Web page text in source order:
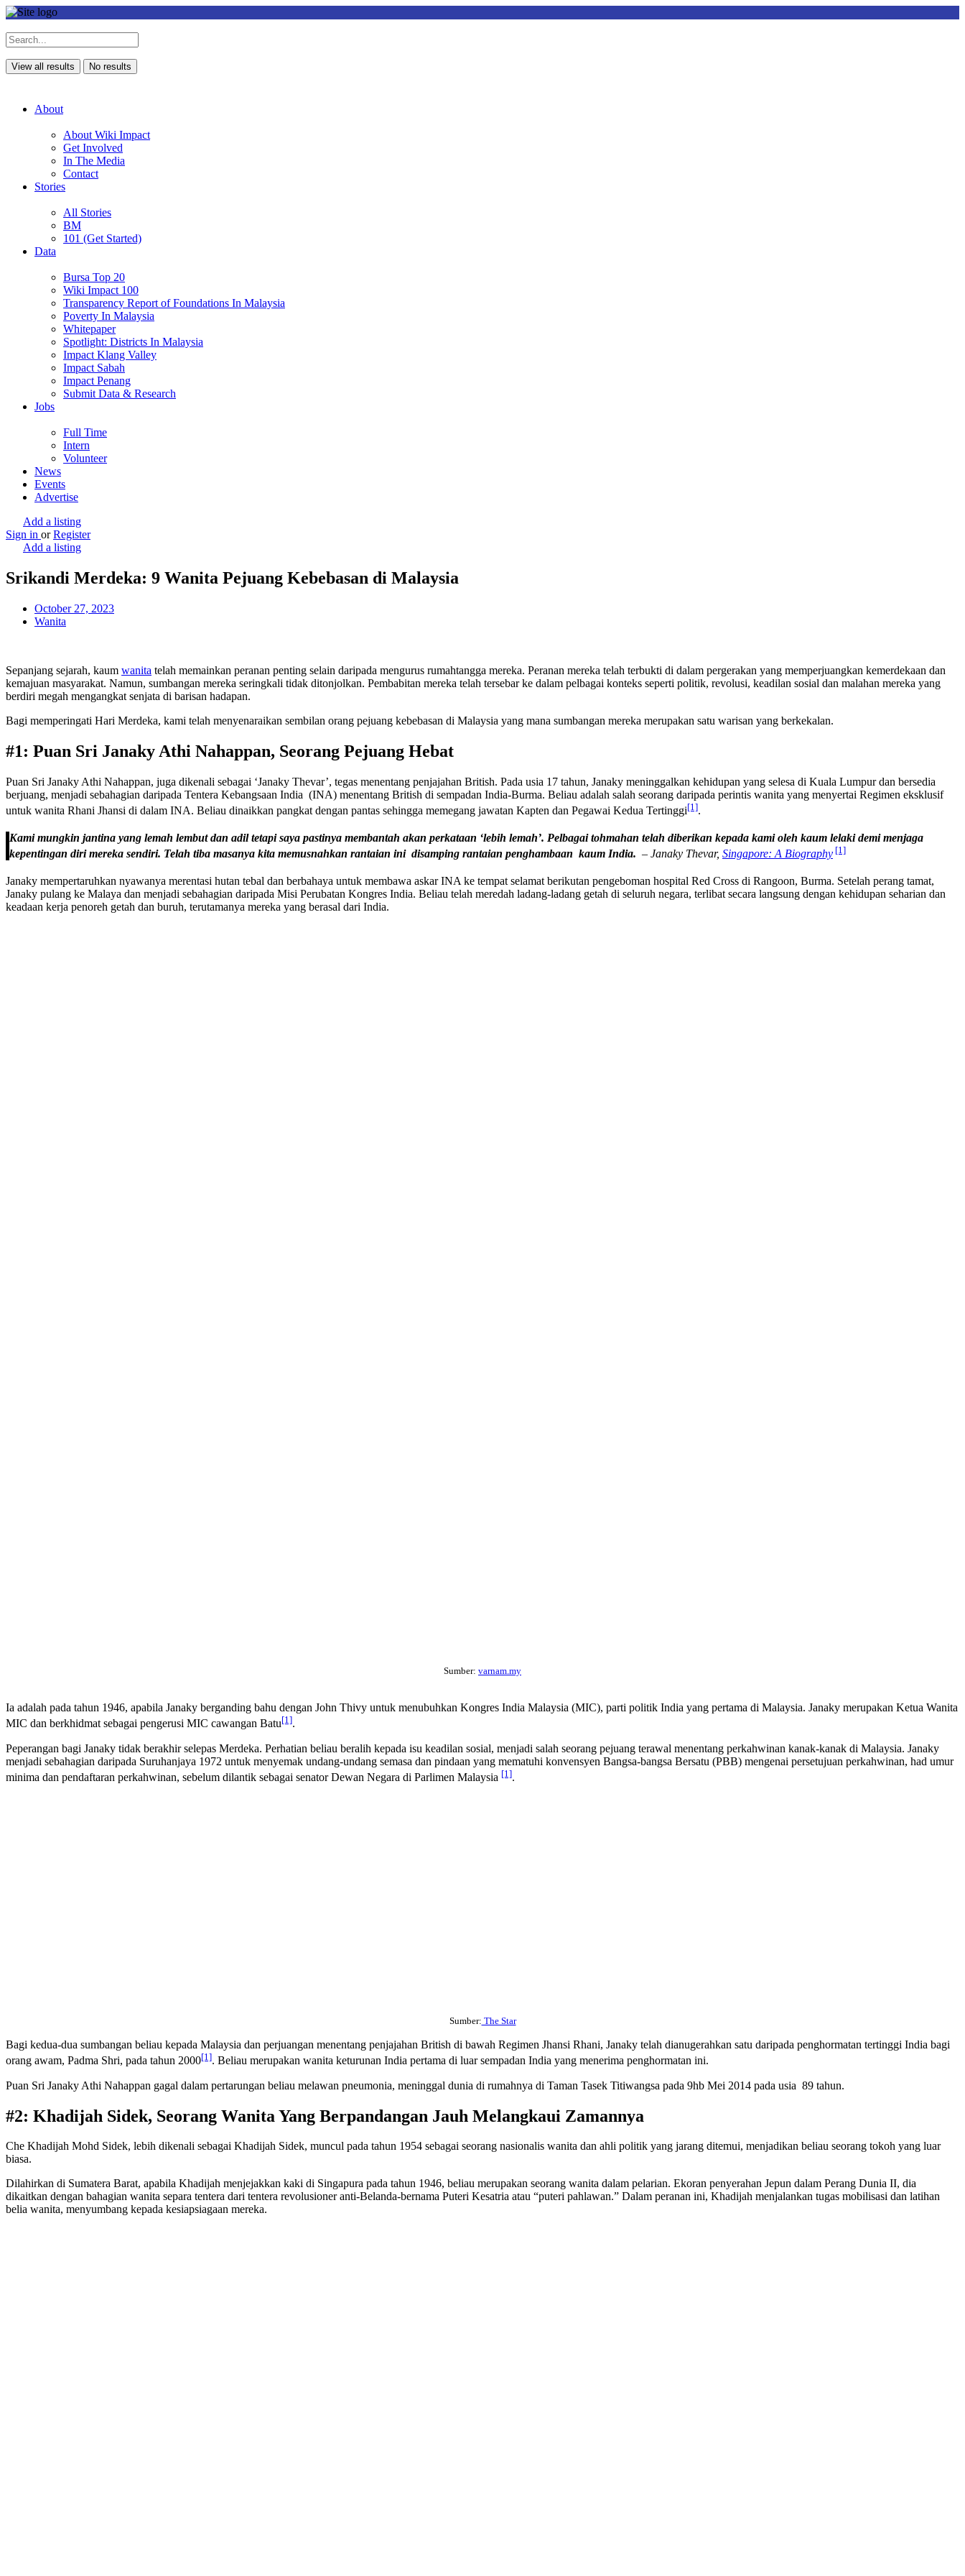
View all results No results
About
About Wiki Impact
Get Involved
In The Media
Contact
Stories
All Stories
BM
101 (Get Started)
Data
Bursa Top 20
Wiki Impact 100
Transparency Report of Foundations In Malaysia
Poverty In Malaysia
Whitepaper
Spotlight: Districts In Malaysia
Impact Klang Valley
Impact Sabah
Impact Penang
Submit Data & Research
Jobs
Full Time
Intern
Volunteer
News
Events
Advertise
Add a listing
Sign in or Register
Add a listing
Srikandi Merdeka: 9 Wanita Pejuang Kebebasan di Malaysia
October 27, 2023
Wanita
Sepanjang sejarah, kaum wanita telah memainkan peranan penting selain daripada mengurus rumahtangga mereka. Peranan mereka telah terbukti di dalam pergerakan yang memperjuangkan kemerdekaan dan
kemajuan masyarakat. Namun, sumbangan mereka seringkali tidak ditonjolkan. Pembabitan mereka telah tersebar ke dalam pelbagai konteks seperti politik, revolusi, keadilan sosial dan malahan mereka yang
berdiri megah mengangkat senjata di barisan hadapan.
Bagi memperingati Hari Merdeka, kami telah menyenaraikan sembilan orang pejuang kebebasan di Malaysia yang mana sumbangan mereka merupakan satu warisan yang berkekalan.
#1: Puan Sri Janaky Athi Nahappan, Seorang Pejuang Hebat
Puan Sri Janaky Athi Nahappan, juga dikenali sebagai ‘Janaky Thevar’, tegas menentang penjajahan British. Pada usia 17 tahun, Janaky meninggalkan kehidupan yang selesa di Kuala Lumpur dan bersedia
berjuang, menjadi sebahagian daripada Tentera Kebangsaan India (INA) menentang British di sempadan India-Burma. Beliau adalah salah seorang daripada perintis wanita yang menyertai Regimen eksklusif
untuk wanita Rhani Jhansi di dalam INA. Beliau dinaikkan pangkat dengan pantas sehingga memegang jawatan Kapten dan Pegawai Kedua Tertinggi[1].
Kami mungkin jantina yang lemah lembut dan adil tetapi saya pastinya membantah akan perkataan ‘lebih lemah’. Pelbagai tohmahan telah diberikan kepada kami oleh kaum lelaki demi menjaga
kepentingan diri mereka sendiri. Telah tiba masanya kita memusnahkan rantaian ini disamping rantaian penghambaan kaum India. – Janaky Thevar, Singapore: A Biography [1]
Janaky mempertaruhkan nyawanya merentasi hutan tebal dan berbahaya untuk membawa askar INA ke tempat selamat berikutan pengeboman hospital Red Cross di Rangoon, Burma. Setelah perang tamat,
Janaky pulang ke Malaya dan menjadi sebahagian daripada Misi Perubatan Kongres India. Beliau telah meredah ladang-ladang getah di seluruh negara, terlibat secara langsung dengan kehidupan seharian dan
keadaan kerja penoreh getah dan buruh, terutamanya mereka yang berasal dari India.
Sumber: varnam.my
Ia adalah pada tahun 1946, apabila Janaky berganding bahu dengan John Thivy untuk menubuhkan Kongres India Malaysia (MIC), parti politik India yang pertama di Malaysia. Janaky merupakan Ketua Wanita
MIC dan berkhidmat sebagai pengerusi MIC cawangan Batu[1].
Peperangan bagi Janaky tidak berakhir selepas Merdeka. Perhatian beliau beralih kepada isu keadilan sosial, menjadi salah seorang pejuang terawal menentang perkahwinan kanak-kanak di Malaysia. Janaky
menjadi sebahagian daripada Suruhanjaya 1972 untuk menyemak undang-undang semasa dan pindaan yang mematuhi konvensyen Bangsa-bangsa Bersatu (PBB) mengenai persetujuan perkahwinan, had umur
minima dan pendaftaran perkahwinan, sebelum dilantik sebagai senator Dewan Negara di Parlimen Malaysia [1].
Sumber: The Star
Bagi kedua-dua sumbangan beliau kepada Malaysia dan perjuangan menentang penjajahan British di bawah Regimen Jhansi Rhani, Janaky telah dianugerahkan satu daripada penghormatan tertinggi India bagi
orang awam, Padma Shri, pada tahun 2000[1]. Beliau merupakan wanita keturunan India pertama di luar sempadan India yang menerima penghormatan ini.
Puan Sri Janaky Athi Nahappan gagal dalam pertarungan beliau melawan pneumonia, meninggal dunia di rumahnya di Taman Tasek Titiwangsa pada 9hb Mei 2014 pada usia 89 tahun.
#2: Khadijah Sidek, Seorang Wanita Yang Berpandangan Jauh Melangkaui Zamannya
Che Khadijah Mohd Sidek, lebih dikenali sebagai Khadijah Sidek, muncul pada tahun 1954 sebagai seorang nasionalis wanita dan ahli politik yang jarang ditemui, menjadikan beliau seorang tokoh yang luar
biasa.
Dilahirkan di Sumatera Barat, apabila Khadijah menjejakkan kaki di Singapura pada tahun 1946, beliau merupakan seorang wanita dalam pelarian. Ekoran penyerahan Jepun dalam Perang Dunia II, dia
dikaitkan dengan bahagian wanita separa tentera dari tentera revolusioner anti-Belanda-bernama Puteri Kesatria atau “puteri pahlawan.” Dalam peranan ini, Khadijah menjalankan tugas mobilisasi dan latihan
belia wanita, menyumbang kepada kesiapsiagaan mereka.